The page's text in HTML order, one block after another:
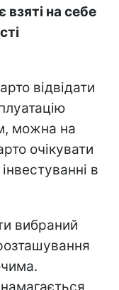
взяті на себе
відвідати
можна на
очікувати
в
вибраний